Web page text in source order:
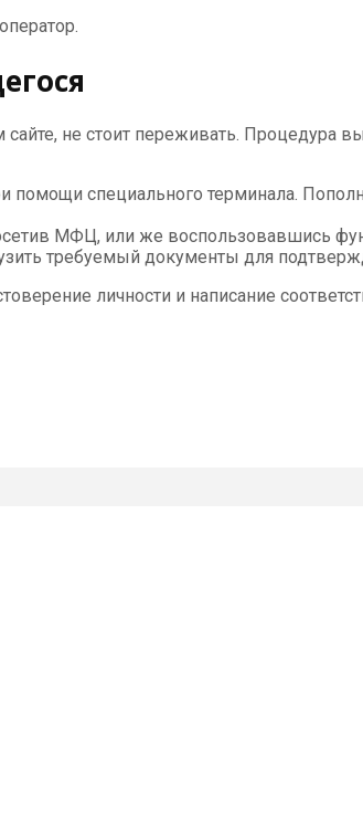
не стоит переживать. Процедура
помощи специального терминала.
МФЦ, или же воспользовавшись
требуемый документы для
личности и написание